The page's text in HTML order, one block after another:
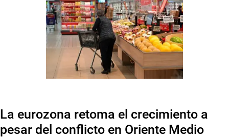
La eurozona retoma el crecimiento a
pesar del conflicto en Oriente Medio